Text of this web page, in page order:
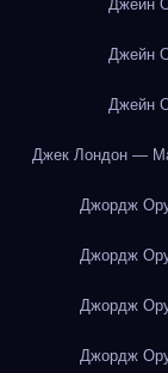
Джейн
Джейн
Джейн
Джек Лондон —
Джордж
Джордж
Джордж
Джордж